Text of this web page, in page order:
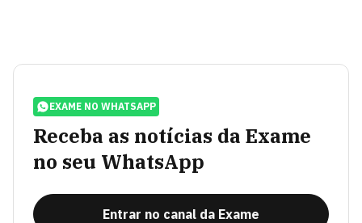
EXAME NO WHATSAPP
Receba as notícias da Exame
no seu WhatsApp
Entrar no canal da Exame